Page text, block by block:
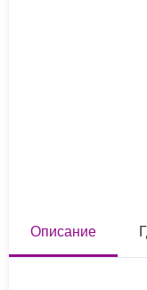
Описание